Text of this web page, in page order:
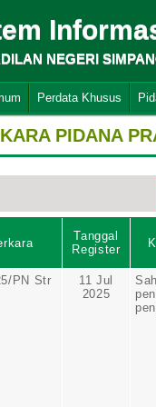
NEGERI
Perdata Khusus
PIDANA
Tanggal
Register
PN Str
11 Jul
2025